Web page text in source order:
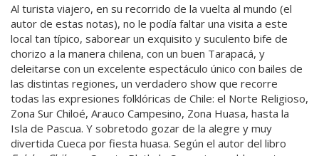
Al turista viajero, en su recorrido de la vuelta al mundo (el
autor de estas notas), no le podía faltar una visita a este
local tan típico, saborear un exquisito y suculento bife de
chorizo a la manera chilena, con un buen Tarapacá, y
deleitarse con un excelente espectáculo único con bailes de
las distintas regiones, un verdadero show que recorre
todas las expresiones folklóricas de Chile: el Norte Religioso,
Zona Sur Chiloé, Arauco Campesino, Zona Huasa, hasta la
Isla de Pascua. Y sobretodo gozar de la alegre y muy
divertida Cueca por fiesta huasa. Según el autor del libro